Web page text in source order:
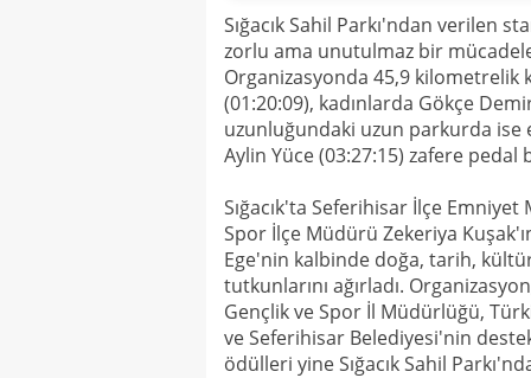
Sığacık Sahil Parkı'ndan verilen
zorlu ama unutulmaz bir
Organizasyonda 45,9 kilometrelik
(01:20:09), kadınlarda Gökçe
uzunluğundaki uzun parkurda ise
Aylin Yüce (03:27:15) zafere pedal
Sığacık'ta Seferihisar İlçe
Spor İlçe Müdürü Zekeriya
Ege'nin kalbinde doğa, tarih,
tutkunlarını ağırladı.
Gençlik ve Spor İl Müdürlüğü,
ve Seferihisar Belediyesi'nin
ödülleri yine Sığacık Sahil